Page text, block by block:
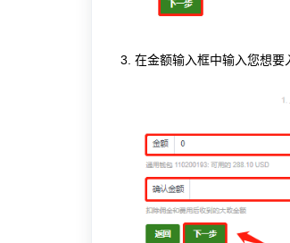
3. 在金额输入框中输入您想要